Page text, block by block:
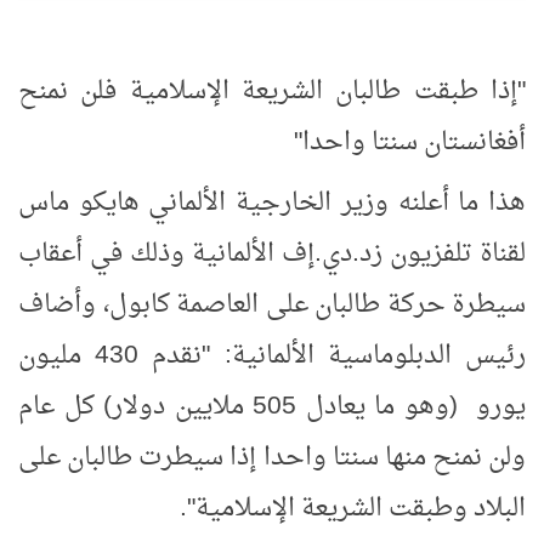
"إذا طبقت طالبان الشريعة الإسلامية فلن نمنح
أفغانستان سنتا واحدا"
هذا ما أعلنه وزير الخارجية الألماني هايكو ماس
لقناة تلفزيون زد.دي.إف الألمانية وذلك في أعقاب
سيطرة حركة طالبان على العاصمة كابول، وأضاف
رئيس الدبلوماسية الألمانية: "نقدم 430 مليون
يورو (وهو ما يعادل 505 ملايين دولار) كل عام
ولن نمنح منها سنتا واحدا إذا سيطرت طالبان على
البلاد وطبقت الشريعة الإسلامية".